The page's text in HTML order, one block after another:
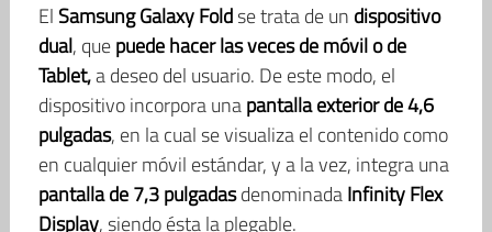
El Samsung Galaxy Foldse trata de un dispositivo
dual, quepuede hacer las veces de móvil o de
Tablet,a deseo del usuario. De este modo, el
dispositivo incorpora unapantalla exterior de 4,6
pulgadas, en la cual se visualiza el contenido como
en cualquier móvil estándar, y a la vez, integra una
pantalla de 7,3 pulgadasdenominadaInfinity Flex
Display, siendo ésta la plegable.